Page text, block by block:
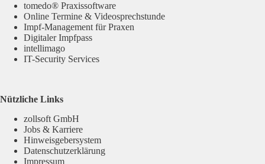
tomedo® Praxissoftware
Online Termine & Videosprechstunde
Impf-Management für Praxen
Digitaler Impfpass
intellimago
IT-Security Services
Nützliche Links
zollsoft GmbH
Jobs & Karriere
Hinweisgebersystem
Datenschutzerklärung
Impressum